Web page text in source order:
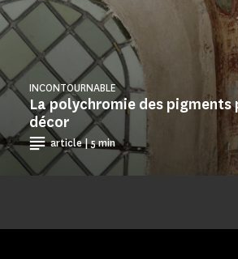
La polychromie des pigments
décor
INCONTOURNABLE
article | 5 min